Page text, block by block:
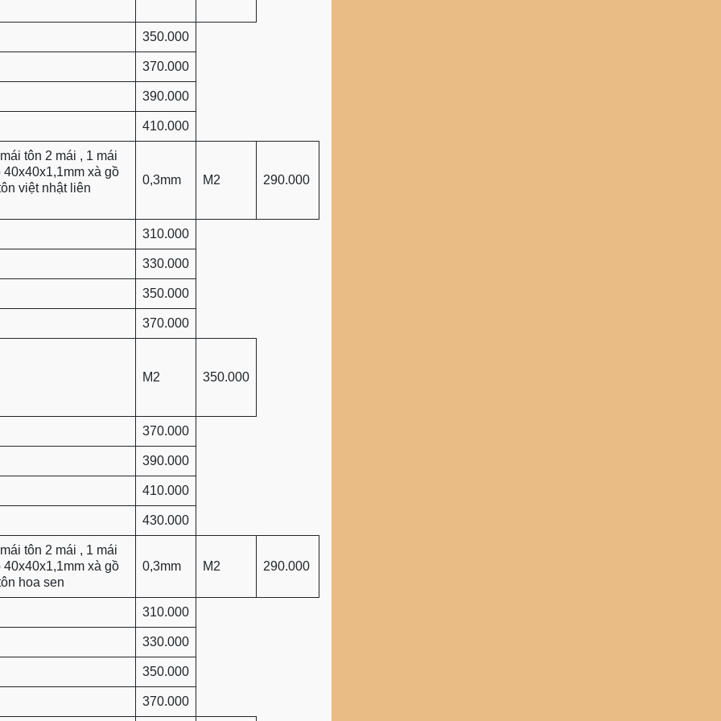
350.000
370.000
390.000
410.000
tôn 2 mái , 1 mái
40x40x1,1mm xà gồ
việt nhật liên
0,3mm M2 290.000
310.000
330.000
350.000
370.000
M2 350.000
370.000
390.000
410.000
430.000
tôn 2 mái , 1 mái
40x40x1,1mm xà gồ
hoa sen
0,3mm M2 290.000
310.000
330.000
350.000
370.000